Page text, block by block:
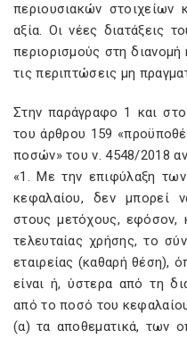
περιουσιακών
αξία. Οι νέες διατάξεις
περιορισμούς στη
τις περιπτώσεις μη
Στην παράγραφο 1 και
του άρθρου 159
ποσών» του ν. 4548/2018
«1. Με την επιφύλαξη
κεφαλαίου, δεν μπορεί
στους μετόχους, εφόσον,
τελευταίας χρήσης, το
εταιρείας (καθαρή θέση),
είναι ή, ύστερα από τη
από το ποσό του
(α) τα αποθεματικά, των